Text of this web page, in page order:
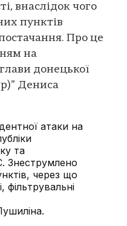
внаслідок чого
пунктів
Про це
на
донецької
Дениса
атаки на
та
Знеструмлено
через що
фільтрувальні